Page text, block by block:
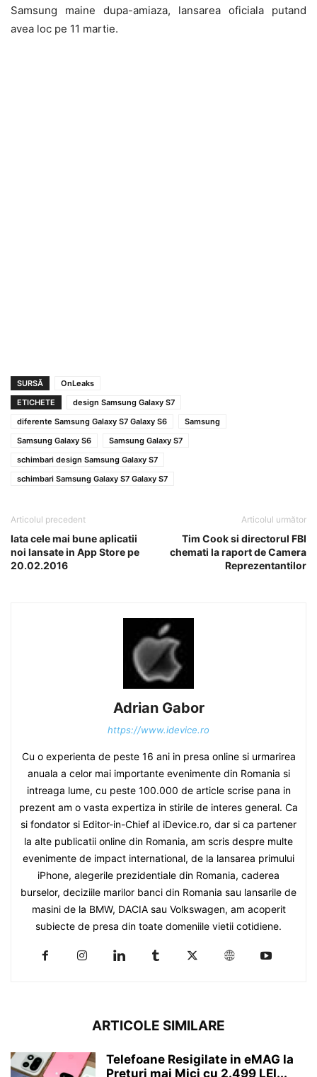
Samsung maine dupa-amiaza, lansarea oficiala putand
avea loc pe 11 martie.
SURSĂ
OnLeaks
ETICHETE
design Samsung Galaxy S7
diferente Samsung Galaxy S7 Galaxy S6
Samsung
Samsung Galaxy S6
Samsung Galaxy S7
schimbari design Samsung Galaxy S7
schimbari Samsung Galaxy S7 Galaxy S7
Articolul precedent
Iata cele mai bune aplicatii
noi lansate in App Store pe
20.02.2016
Articolul următor
Tim Cook si directorul FBI
chemati la raport de Camera
Reprezentantilor
Adrian Gabor
https://www.idevice.ro
Cu o experienta de peste 16 ani in presa online si urmarirea
anuala a celor mai importante evenimente din Romania si
intreaga lume, cu peste 100.000 de article scrise pana in
prezent am o vasta expertiza in stirile de interes general. Ca
si fondator si Editor-in-Chief al iDevice.ro, dar si ca partener
la alte publicatii online din Romania, am scris despre multe
evenimente de impact international, de la lansarea primului
iPhone, alegerile prezidentiale din Romania, caderea
burselor, deciziile marilor banci din Romania sau lansarile de
masini de la BMW, DACIA sau Volkswagen, am acoperit
subiecte de presa din toate domeniile vietii cotidiene.
ARTICOLE SIMILARE
Telefoane Resigilate in eMAG la
Preturi mai Mici cu 2.499 LEI...